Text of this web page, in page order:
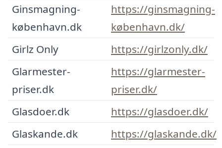
Ginsmagning-
københavn.dk
https://ginsmagning-
københavn.dk/
Girlz Only
https://girlzonly.dk/
Glarmester-
priser.dk
https://glarmester-
priser.dk/
Glasdoer.dk
https://glasdoer.dk/
Glaskande.dk
https://glaskande.dk/